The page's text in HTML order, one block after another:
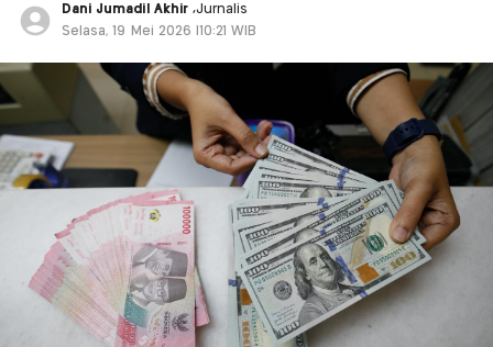
Dani Jumadil Akhir ,Jurnalis
Selasa, 19 Mei 2026 |10:21 WIB